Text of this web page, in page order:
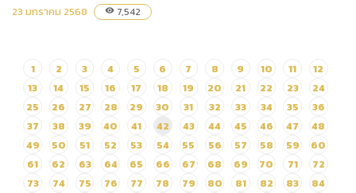
จ้างจัดกิจกรรมสร้างสัมพันธ์
สานสายใยพันธมิตรทางธุรกิจ
เชียงใหม่ไนท์ซาฟารี ประจำปี
พ.ศ.2568 โดยวิธีเฉพาะ
เจาะจง
23 มกราคม 2568 visibility 7,542
1 2 3 4 5 6 7 8 9 10 11
12
13
14 15 16 17 18 19 20 21 22 23
24
25
26 27 28 29 30 31 32 33 34 35
36
37
38 39 40 41 42 43 44 45 46 47
48
49
50 51 52 53 54 55 56 57 58 59
60
61
62 63 64 65 66 67 68 69 70 71
72
73
74 75 76 77 78 79 80 81 82 83
84